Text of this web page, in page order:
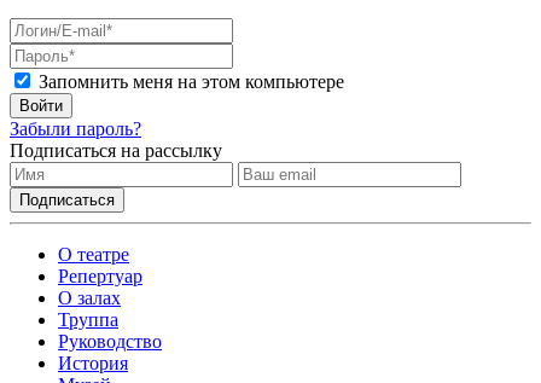
Запомнить меня на этом компьютере
Войти
Забыли пароль?
Подписаться на рассылку
О театре
Репертуар
О залах
Труппа
Руководство
История